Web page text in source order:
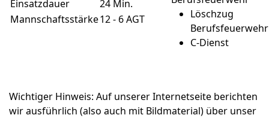
Einsatzdauer
24 Min.
Mannschaftsstärke12 - 6 AGT
Löschzug
Berufsfeuerwehr
C-Dienst
Wichtiger Hinweis: Auf unserer Internetseite berichten
wir ausführlich (also auch mit Bildmaterial) über unser